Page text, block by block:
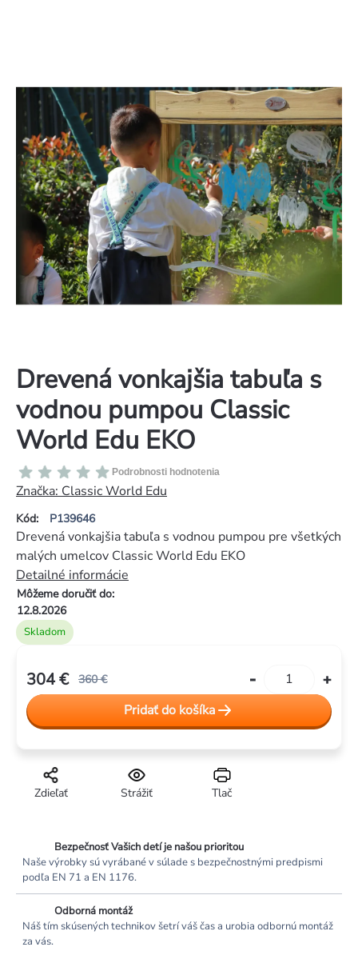
Drevená vonkajšia tabuľa s
vodnou pumpou Classic
World Edu EKO
Kód: P139646
Priemerné
hodnotenie
produktu
je
z
5
hviezdičiek.
Podrobnosti hodnotenia
Značka: Classic World Edu
Skladom
Môžeme doručiť do:
12.8.2026
Drevená vonkajšia tabuľa s vodnou pumpou pre všetkých
malých umelcov Classic World Edu EKO
Detailné informácie
Tlač
Strážiť
Zdieľať
360 €
304 €
Jednotková
cena:
Pridať do košíka
Bezpečnosť Vašich detí je našou prioritou
Naše výrobky sú vyrábané v súlade s bezpečnostnými predpismi
podľa EN 71 a EN 1176.
Odborná montáž
Náš tím skúsených technikov šetrí váš čas a urobia odbornú montáž
za vás.